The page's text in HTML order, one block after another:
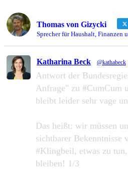
Thomas von Gizycki
Sprecher für Haushalt, Finanzen
Katharina Beck @kathabeck
Antwort der
Anfrage" zu #CumCum
bleibt leider sehr vage
Das heißt: wir müssen
sichtbarer Bekenntnisse
#Klingbeil, etwas zu
bleiben! 1/3